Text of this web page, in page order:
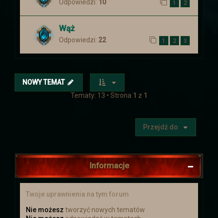
Wydarzenie w dalekiej krainie zostało
ukończone. Postaci wróciły z nagrodami.
Niestety wiedza o tym co się tam
zaczęło dziać jest poza wiedzą
Aktualizacja
Zapraszamy Wszystkich na Świąteczną
Ucztę, która odbędzie się od 20 grudnia
do 9 stycznia. Więcej informacji
znajdziecie więcej :)
Odpowiedzi: 10 1 2
Wąż
Odpowiedzi: 22 1 2 3
NOWY TEMAT
Tematy: 13 • Strona 1 z 1
Przejdź do
Informacje
Twoje uprawnienia na tym forum
Nie możesz tworzyć nowych tematów